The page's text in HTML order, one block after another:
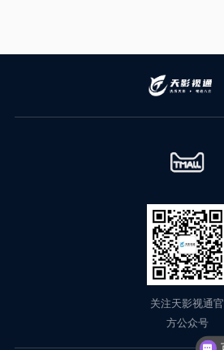
关注天影视通官
方公众号